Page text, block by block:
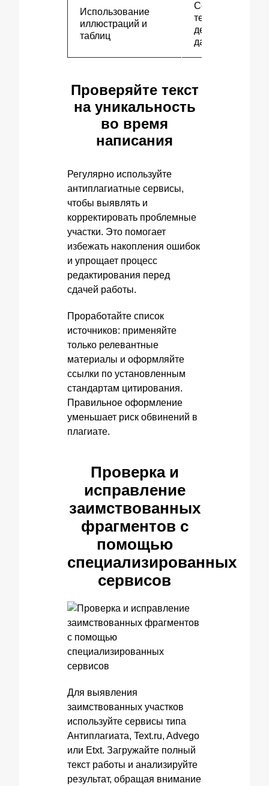
Использование
иллюстраций и
таблиц
Сокращение
текста и
демонстрация
данных
Проверяйте текст
на уникальность
во время
написания
Регулярно используйте
антиплагиатные сервисы,
чтобы выявлять и
корректировать проблемные
участки. Это помогает
избежать накопления ошибок
и упрощает процесс
редактирования перед
сдачей работы.
Проработайте список
источников: применяйте
только релевантные
материалы и оформляйте
ссылки по установленным
стандартам цитирования.
Правильное оформление
уменьшает риск обвинений в
плагиате.
Проверка и
исправление
заимствованных
фрагментов с
помощью
специализированных
сервисов
Для выявления
заимствованных участков
используйте сервисы типа
Антиплагиата, Text.ru, Advego
или Etxt. Загружайте полный
текст работы и анализируйте
результат, обращая внимание